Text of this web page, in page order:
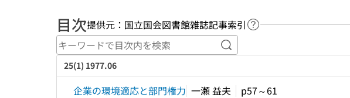
目次提供元：国立国会図書館雑誌記事索引 ヘルプページへのリンク
キーワードで目次内を検索
25(1) 1977.06
企業の環境適応と部門権力 一瀬 益夫 p57～61